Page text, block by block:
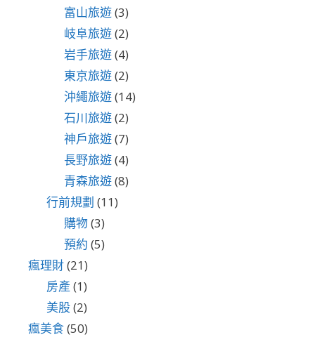
富山旅遊(3)
岐阜旅遊(2)
岩手旅遊(4)
東京旅遊(2)
沖繩旅遊(14)
石川旅遊(2)
神戶旅遊(7)
長野旅遊(4)
青森旅遊(8)
行前規劃 (11)
購物(3)
預約 (5)
瘋理財(21)
房產 (1)
美股(2)
瘋美食(50)